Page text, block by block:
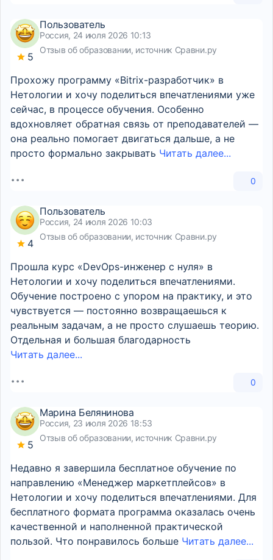
5
Пользователь
Россия, 24 июля 2026 10:13
Отзыв об образовании, источник Сравни.ру
Прохожу программу «Bitrix-разработчик» в
Нетологии и хочу поделиться впечатлениями уже
сейчас, в процессе обучения. Особенно
вдохновляет обратная связь от преподавателей —
она реально помогает двигаться дальше, а не
просто формально закрывать Читать далее...
0
4
Пользователь
Россия, 24 июля 2026 10:03
Отзыв об образовании, источник Сравни.ру
Прошла курс «DevOps-инженер с нуля» в
Нетологии и хочу поделиться впечатлениями.
Обучение построено с упором на практику, и это
чувствуется — постоянно возвращаешься к
реальным задачам, а не просто слушаешь теорию.
Отдельная и большая благодарность
Читать далее...
0
5
Марина Белянинова
Россия, 23 июля 2026 18:53
Отзыв об образовании, источник Сравни.ру
Недавно я завершила бесплатное обучение по
направлению «Менеджер маркетплейсов» в
Нетологии и хочу поделиться впечатлениями. Для
бесплатного формата программа оказалась очень
качественной и наполненной практической
пользой. Что понравилось больше Читать далее...